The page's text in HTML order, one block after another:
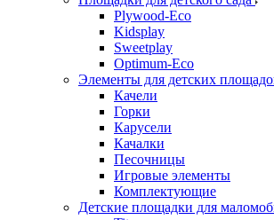
Plywood-Eco
Kidsplay
Sweetplay
Оptimum-Еco
Элементы для детских
Качели
Горки
Карусели
Качалки
Песочницы
Игровые элементы
Комплектующие
Детские площадки для